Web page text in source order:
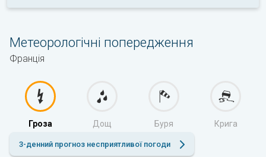
Метеорологічні попередження
Франція
Гроза Дощ Буря Крига
3-денний прогноз несприятливої погоди